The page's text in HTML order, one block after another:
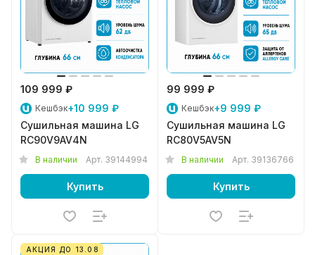
109 999 ₽
Кешбэк+10 999 ₽
Сушильная машина LG
RC90V9AV4N
В наличии Арт. 39144994
Купить
99 999 ₽
Кешбэк+9 999 ₽
Сушильная машина LG
RC80V5AV5N
В наличии Арт. 39136766
Купить
АКЦИЯ ДО 13.08